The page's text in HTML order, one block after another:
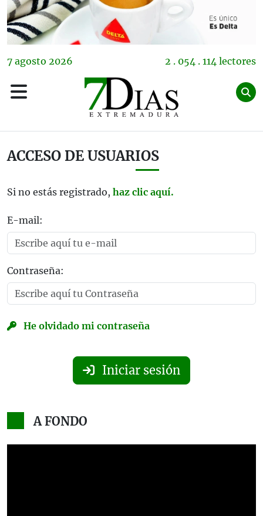
7 agosto 2026 2 . 054 . 114 lectores
ACCESO DE USUARIOS
Si no estás registrado, haz clic aquí.
E-mail:
Contraseña:
He olvidado mi contraseña
Iniciar sesión
A FONDO